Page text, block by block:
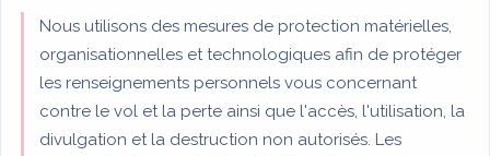
Nous utilisons des mesures de protection matérielles,
organisationnelles et technologiques afin de protéger
les renseignements personnels vous concernant
contre le vol et la perte ainsi que l'accès, l'utilisation, la
divulgation et la destruction non autorisés. Les